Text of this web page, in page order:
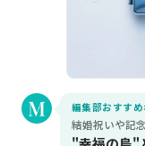
編集部おすすめ
結婚祝いや記